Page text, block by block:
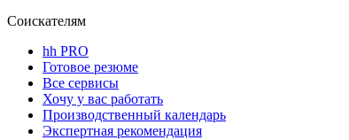
Соискателям
hh PRO
Готовое резюме
Все сервисы
Хочу у вас работать
Производственный календарь
Экспертная рекомендация